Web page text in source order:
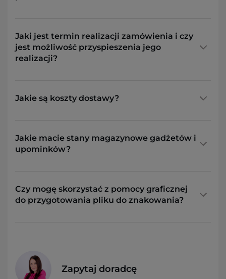
Jaki jest termin realizacji zamówienia i czy
jest możliwość przyspieszenia jego
realizacji?
Jakie są koszty dostawy?
Jakie macie stany magazynowe gadżetów i
upominków?
Czy mogę skorzystać z pomocy graficznej
do przygotowania pliku do znakowania?
Zapytaj doradcę